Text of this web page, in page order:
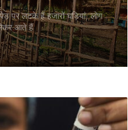
पर लटके हैं हजारों घड़ियां, लोग
आते हैं